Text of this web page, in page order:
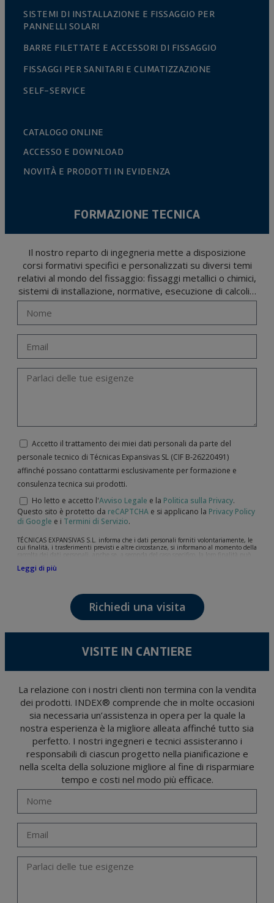
SISTEMI DI INSTALLAZIONE E FISSAGGIO PER
PANNELLI SOLARI
BARRE FILETTATE E ACCESSORI DI FISSAGGIO
FISSAGGI PER SANITARI E CLIMATIZZAZIONE
SELF-SERVICE
CATALOGO ONLINE
ACCESSO E DOWNLOAD
NOVITÀ E PRODOTTI IN EVIDENZA
FORMAZIONE TECNICA
Il nostro reparto di ingegneria mette a disposizione
corsi formativi specifici e personalizzati su diversi temi
relativi al mondo del fissaggio: fissaggi metallici o chimici,
sistemi di installazione, normative, esecuzione di calcoli…
Accetto il trattamento dei miei dati personali da parte del
personale tecnico di Técnicas Expansivas SL (CIF B-­26220491)
affinché possano contattarmi esclusivamente per formazione e
consulenza tecnica sui prodotti.
Ho letto e accetto l'Avviso Legale e la Politica sulla Privacy.
Questo sito è protetto da reCAPTCHA e si applicano la Privacy Policy
di Google e i Termini di Servizio.
TÉCNICAS EXPANSIVAS S.L. informa che i dati personali forniti volontariamente, le
cui finalità, i trasferimenti previsti e altre circostanze, si informano al momento della
raccolta dei dati personali, anche se, a seconda del caso specifico, la loro finalità può
mantenimento della relazione stabilita, la gestione integrale e commerciale dei
I dati contenuti nei nostri archivi sono assolutamente confidenziali e saranno
trattati con la massima riservatezza e nel rispetto di tutti i requisiti del
Regolamento Generale sulla Protezione dei Dati (GDPR) del 27 aprile 2016. I dati
rimarranno registrati nei nostri archivi per il tempo necessario allo scopo per il quale
quello stabilito dalla legislazione vigente e sempre per la durate per cui si presta il
Si raccomanda di non inviare dati personali di alto livello secondo la legislazione
criptati né codificati. Quindi, la responsabilità è di chi li invia.
Gli utenti possono in qualsiasi momento esercitare i loro diritti di accesso, rettifica,
opposizione, cancellazione, limitazione del trattamento o richiesta di portabilità in
conformità con le disposizioni del regolamento generale sulla protezione dei dati
(GDPR) del 27 aprile 2016 inviando una lettera al responsabile del trattamento:
Valentín Gómez, Direttore, insieme a una fotocopia della sua carta d'identità, a
TÉCNICAS EXPANSIVAS SL | P.I. La Portalada II | c/ Segador 13, 26006 | Logroño (La
Rioja) o inviando un’email al seguente indirizzo info@indexfix.com.
Leggi di più
Richiedi una visita
VISITE IN CANTIERE
La relazione con i nostri clienti non termina con la vendita
dei prodotti. INDEX® comprende che in molte occasioni
sia necessaria un’assistenza in opera per la quale la
nostra esperienza è la migliore alleata affinché tutto sia
perfetto. I nostri ingegneri e tecnici assisteranno i
responsabili di ciascun progetto nella pianificazione e
nella scelta della soluzione migliore al fine di risparmiare
tempo e costi nel modo più efficace.